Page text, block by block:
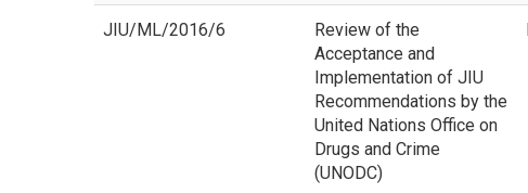
JIU/ML/2016/6
Review of the
Acceptance and
Implementation of JIU
Recommendations by the
United Nations Office on
Drugs and Crime
(UNODC)